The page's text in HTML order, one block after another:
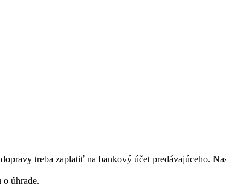
treba zaplatiť na bankový účet predávajúceho.
úhrade.